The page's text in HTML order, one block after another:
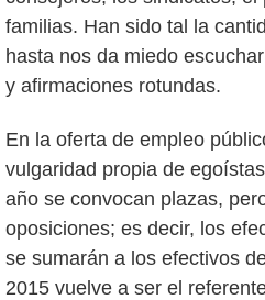
familias. Han sido tal la
hasta nos da miedo
y afirmaciones rotundas.
En la oferta de empleo
vulgaridad propia de
año se convocan plazas,
oposiciones; es decir, los
se sumarán a los efectivos
2015 vuelve a ser el